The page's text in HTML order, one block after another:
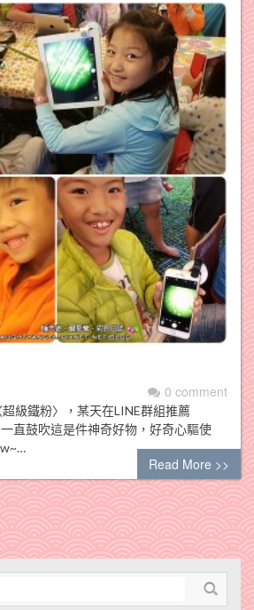
0 comment
級鐵粉〉，某天在LINE群組推薦
直鼓吹這是件神奇好物，好奇心驅使
Read More >>